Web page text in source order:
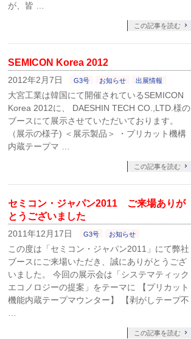
が、皆 …
この記事を読む
SEMICON Korea 2012
2012年2月7日 G3号 お知らせ 出展情報
大宮工業は韓国にて開催されているSEMICON
Korea 2012に、 DAESHIN TECH CO.,LTD.様の
ブースにて展示させていただいております。
（展示の様子) ＜展示製品＞ ・プリカット機構
内蔵テープマ …
この記事を読む
セミコン・ジャパン2011 ご来場ありが
とうございました
2011年12月17日 G3号 お知らせ
この度は「セミコン・ジャパン2011」にて弊社
ブースにご来場いただき、誠にありがとうござ
いました。 今回の展示会は「システマティック
エコノロジーの提案」をテーマに 【プリカット
機能内蔵テープマウンター】 【剥がしテープ不
この記事を読む